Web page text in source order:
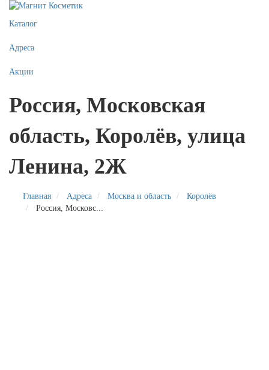
Каталог
Адреса
Акции
Россия, Московская
область, Королёв, улица
Ленина, 2Ж
Главная Адреса Москва и область
Королёв
Россия, Московс...